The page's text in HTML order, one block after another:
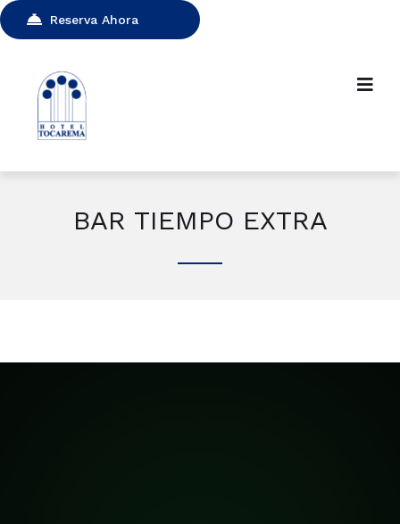
Reserva Ahora
BAR TIEMPO EXTRA